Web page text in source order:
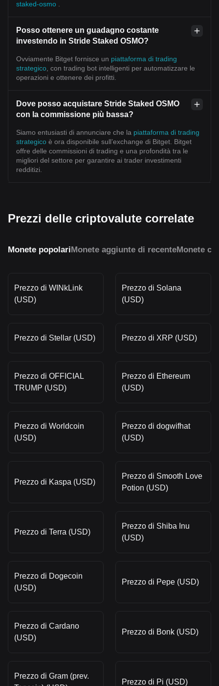
staked-osmo
Posso ottenere un guadagno costante
investendo in Stride Staked OSMO?
Ovviamente Bitget fornisce un piattaforma di trading
strategico , con trading bot intelligenti per automatizzare le
operazioni e ottenere dei profitti.
Dove posso acquistare Stride Staked OSMO
con la commissione più bassa?
Siamo entusiasti di annunciare che la piattaforma di trading
strategico è ora disponibile sull’exchange di Bitget. Bitget
offre delle commissioni di trading e una profondità tra le
migliori del settore per garantire ai trader investimenti
redditizi.
Prezzi delle criptovalute correlate
Monete popolariMonete aggiunte di recenteMonete
Prezzo di WINkLink
(USD)
Prezzo di Solana
(USD)
Prezzo di Stellar (USD) Prezzo di XRP (USD)
Prezzo di OFFICIAL
TRUMP (USD)
Prezzo di Ethereum
(USD)
Prezzo di Worldcoin
(USD)
Prezzo di dogwifhat
(USD)
Prezzo di Kaspa (USD)
Prezzo di Smooth Love
Potion (USD)
Prezzo di Terra (USD)
Prezzo di Shiba Inu
(USD)
Prezzo di Dogecoin
(USD)
Prezzo di Pepe (USD)
Prezzo di Cardano
(USD)
Prezzo di Bonk (USD)
Prezzo di Gram (prev.
Prezzo di Pi (USD)